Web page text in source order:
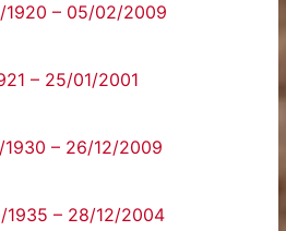
1920 – 05/02/2009
– 25/01/2001
– 26/12/2009
1935 – 28/12/2004